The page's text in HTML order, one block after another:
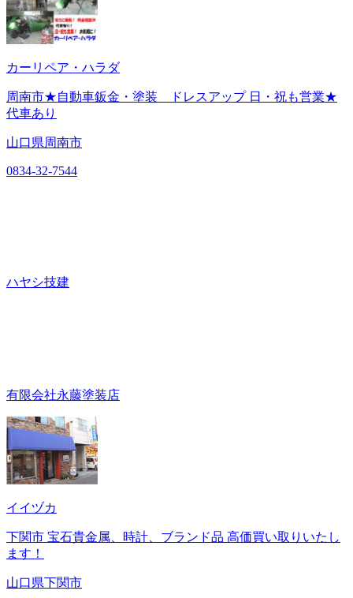
カーリペア・ハラダ
周南市★自動車鈑金・塗装 ドレスアップ 日・祝も営業★
代車あり
山口県周南市
0834-32-7544
ハヤシ技建
有限会社永藤塗装店
イイヅカ
下関市 宝石貴金属、時計、ブランド品 高価買い取りいたし
ます！
山口県下関市